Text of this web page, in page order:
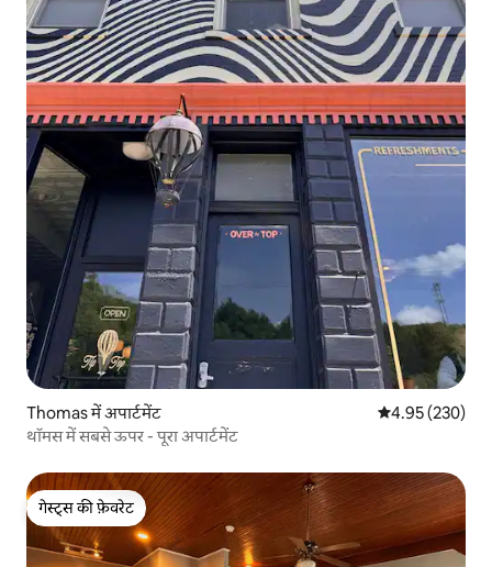
Thomas में अपार्टमेंट औसत रेटिंग 5 में से
4.95 (230)
थॉमस में सबसे ऊपर - पूरा अपार्टमेंट
गेस्ट्स की फ़ेवरेट
गेस्ट्स की फ़ेवरेट